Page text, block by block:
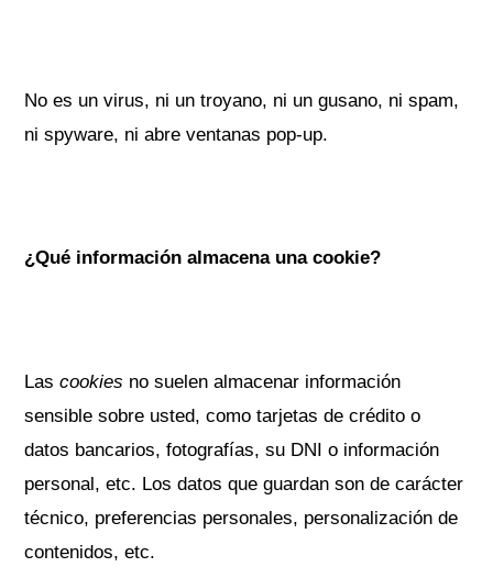
No es un virus, ni un troyano, ni un gusano, ni spam,
ni spyware, ni abre ventanas pop-up.
¿Qué información almacena una cookie?
Lascookies no suelen almacenar información
sensible sobre usted, como tarjetas de crédito o
datos bancarios, fotografías, su DNI o información
personal, etc. Los datos que guardan son de carácter
técnico, preferencias personales, personalización de
contenidos, etc.